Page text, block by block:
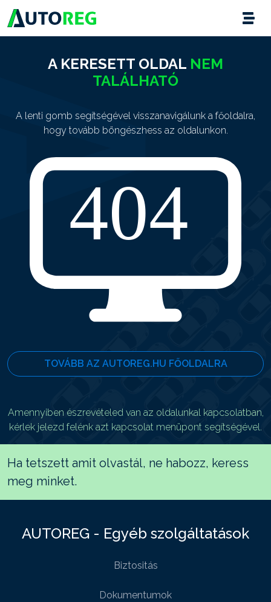
A KERESETT OLDAL NEM
TALÁLHATÓ
A lenti gomb segítségével visszanavigálunk a főoldalra,
hogy tovább böngészhess az oldalunkon.
TOVÁBB AZ AUTOREG.HU FŐOLDALRA
Amennyiben észrevételed van az oldalunkal kapcsolatban,
kérlek jelezd felénk azt kapcsolat menüpont segítségével.
Ha tetszett amit olvastál, ne habozz, keress
meg minket.
AUTOREG - Egyéb szolgáltatások
Biztositás
Dokumentumok